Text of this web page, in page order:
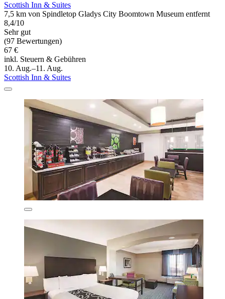
Scottish Inn & Suites
7,5 km von Spindletop Gladys City Boomtown Museum entfernt
8,4/10
Sehr gut
(97 Bewertungen)
67 €
inkl. Steuern & Gebühren
10. Aug.–11. Aug.
Scottish Inn & Suites